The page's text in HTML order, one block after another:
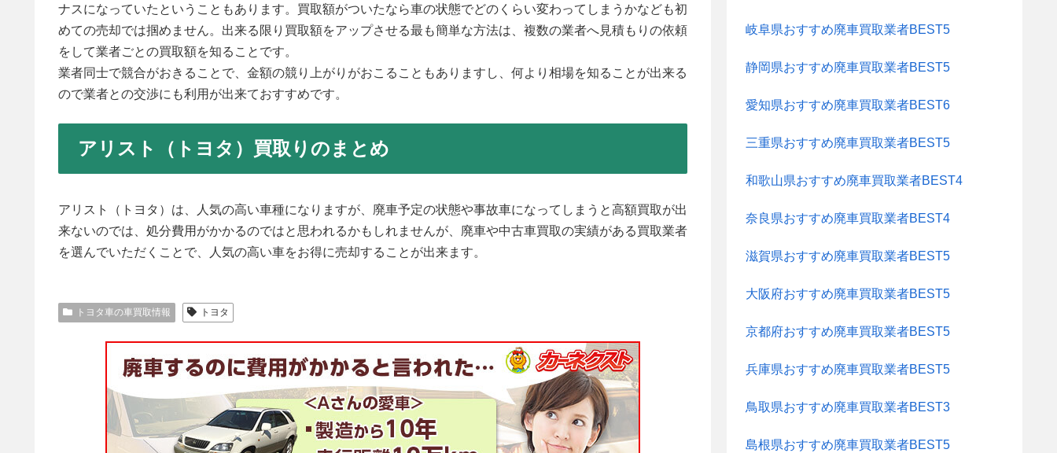
ナスになっていたということもあります。買取額がついたなら車の状態でどのくらい変わってしまうかなども初
めての売却では掴めません。出来る限り買取額をアップさせる最も簡単な方法は、複数の業者へ見積もりの依頼
をして業者ごとの買取額を知ることです。
業者同士で競合がおきることで、金額の競り上がりがおこることもありますし、何より相場を知ることが出来る
ので業者との交渉にも利用が出来ておすすめです。
アリスト（トヨタ）買取りのまとめ
アリスト（トヨタ）は、人気の高い車種になりますが、廃車予定の状態や事故車になってしまうと高額買取が出
来ないのでは、処分費用がかかるのではと思われるかもしれませんが、廃車や中古車買取の実績がある買取業者
を選んでいただくことで、人気の高い車をお得に売却することが出来ます。
トヨタ車の車買取情報 トヨタ
岐阜県おすすめ廃車買取業者BEST5
静岡県おすすめ廃車買取業者BEST5
愛知県おすすめ廃車買取業者BEST6
三重県おすすめ廃車買取業者BEST5
和歌山県おすすめ廃車買取業者BEST4
奈良県おすすめ廃車買取業者BEST4
滋賀県おすすめ廃車買取業者BEST5
大阪府おすすめ廃車買取業者BEST5
京都府おすすめ廃車買取業者BEST5
兵庫県おすすめ廃車買取業者BEST5
鳥取県おすすめ廃車買取業者BEST3
島根県おすすめ廃車買取業者BEST5